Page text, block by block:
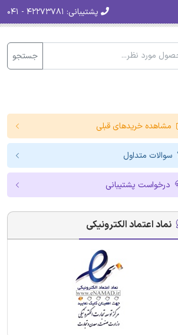
پشتیبانی:
جستجو
مشاهده خریدهای قبلی
سوالات متداول
درخواست پشتیبانی
نماد اعتماد الکترونیکی